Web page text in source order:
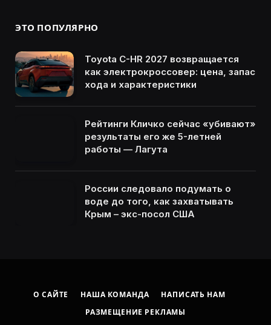
ЭТО ПОПУЛЯРНО
Toyota C-HR 2027 возвращается
как электрокроссовер: цена, запас
хода и характеристики
Рейтинги Кличко сейчас «убивают»
результаты его же 5-летней
работы — Лагута
России следовало подумать о
воде до того, как захватывать
Крым – экс-посол США
О САЙТЕ НАША КОМАНДА
НАПИСАТЬ НАМ
РАЗМЕЩЕНИЕ РЕКЛАМЫ